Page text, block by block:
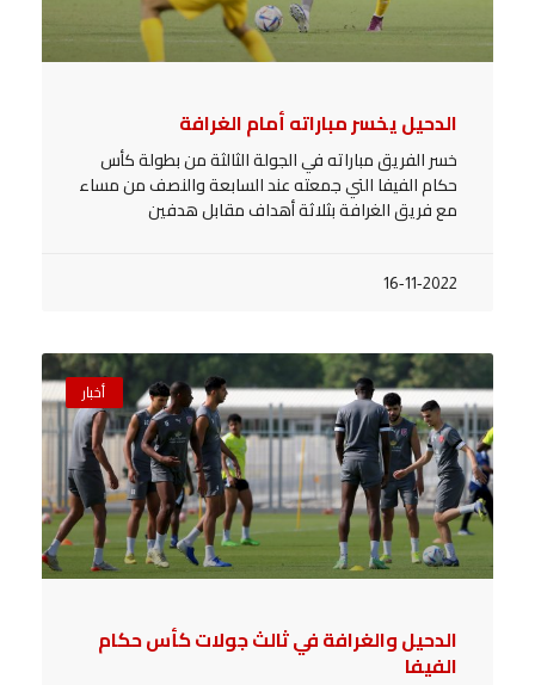
الدحيل يخسر مباراته أمام الغرافة
خسر الفريق مباراته في الجولة الثالثة من بطولة كأس
حكام الفيفا التي جمعته عند السابعة والنصف من مساء
مع فريق الغرافة بثلاثة أهداف مقابل هدفين
16-11-2022
أخبار
الدحيل والغرافة في ثالث جولات كأس حكام
الفيفا